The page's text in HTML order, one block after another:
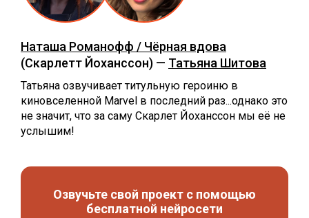
Наташа Романофф / Чёрная вдова
(Скарлетт Йоханссон) — Татьяна Шитова
Татьяна озвучивает титульную героиню в
киновселенной Marvel в последний раз...однако это
не значит, что за саму Скарлет Йоханссон мы её не
услышим!
Озвучьте свой проект с помощью
бесплатной нейросети